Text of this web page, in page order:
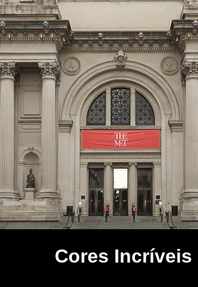
Cores Incríveis